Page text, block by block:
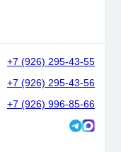
+7 (926) 295-43-55
+7 (926) 295-43-56
+7 (926) 996-85-66